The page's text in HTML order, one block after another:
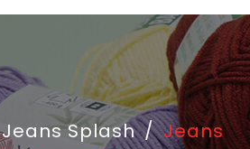
Jeans Splash / Jeans